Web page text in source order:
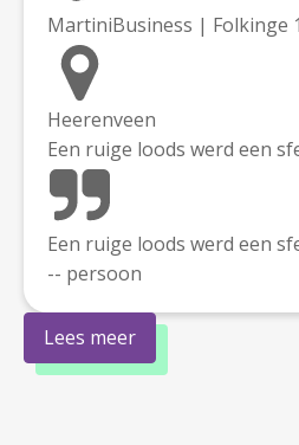
MartiniBusiness | Folkinge
Heerenveen
Een ruige loods werd een
Een ruige loods werd een
-- persoon
Lees meer